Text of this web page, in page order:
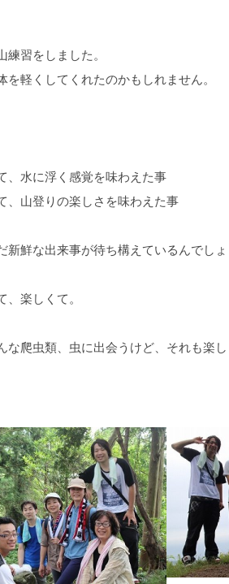
練習をしました。
を軽くしてくれたのかもしれません。
、水に浮く感覚を味わえた事
、山登りの楽しさを味わえた事
新鮮な出来事が待ち構えているんでしょ
、楽しくて。
な爬虫類、虫に出会うけど、それも楽し